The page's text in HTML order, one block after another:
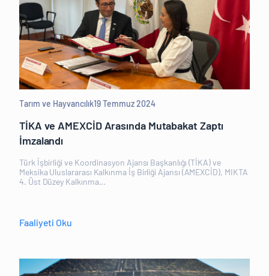
Tarım ve Hayvancılık19 Temmuz 2024
TİKA ve AMEXCİD Arasında Mutabakat Zaptı
İmzalandı
Türk İşbirliği ve Koordinasyon Ajansı Başkanlığı (TİKA) ve
Meksika Uluslararası Kalkınma İş Birliği Ajansı (AMEXCİD), MIKTA
4. Üst Düzey Kalkınma...
Faaliyeti Oku